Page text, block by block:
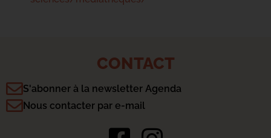
CONTACT
S'abonner à la newsletter Agenda
Nous contacter par e-mail